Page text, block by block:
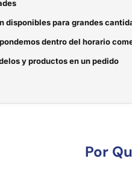
disponibles para grandes
dentro del horario
y productos en un pedido
Por